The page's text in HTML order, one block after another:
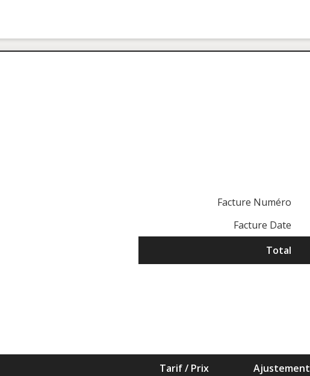
Facture Numéro
Facture Date
Total
Tarif / Prix Ajustement